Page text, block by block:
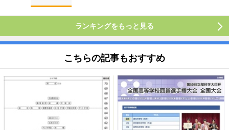
ランキングをもっと見る
こちらの記事もおすすめ